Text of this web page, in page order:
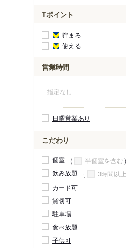
Tポイント
貯まる
使える
営業時間
日曜営業あり
こだわり
個室
半個室を含む
飲み放題
3時間以上
カード可
貸切可
駐車場
食べ放題
子供可